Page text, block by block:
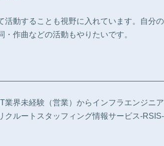
動することも視野に入れています。自分
作曲などの活動もやりたいです。
IT業界未経験（営業）からインフラエンジニ
クルートスタッフィング情報サービス-RSIS-